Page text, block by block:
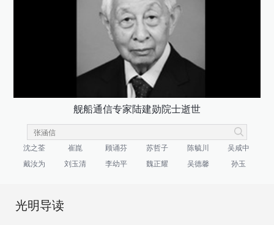
舰船通信专家陆建勋院士逝世
沈之荃 崔崑 顾诵芬 苏哲子 陈毓川
吴咸中
戴汝为
刘玉清 李幼平 魏正耀 吴德馨 孙玉
光明导读